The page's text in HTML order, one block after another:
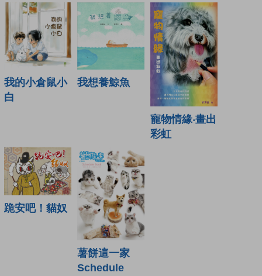
我的小倉鼠小
白
我想養鯨魚
寵物情緣‧畫出
彩虹
跪安吧！貓奴
薯餅這一家
Schedule